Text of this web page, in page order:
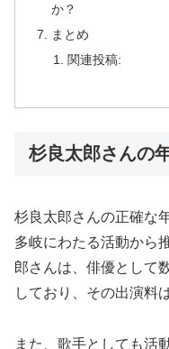
か？
まとめ
関連投稿:
杉良太郎さんの
杉良太郎さんの正確な
多岐にわたる活動から
郎さんは、俳優として
しており、その出演料
また、歌手としても活